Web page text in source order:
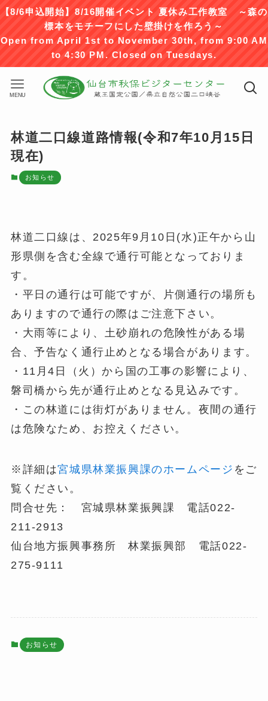
【8/6申込開始】8/16開催イベント 夏休み工作教室 ～森の
標本をモチーフにした壁掛けを作ろう～
Open from April 1st to November 30th, from 9:00 AM
to 4:30 PM. Closed on Tuesdays.
MENU
林道二口線道路情報(令和7年10月15日
現在)
お知らせ
林道二口線は、2025年9月10日(水)正午から山
形県側を含む全線で通行可能となっておりま
す。
・平日の通行は可能ですが、片側通行の場所も
ありますので通行の際はご注意下さい。
・大雨等により、土砂崩れの危険性がある場
合、予告なく通行止めとなる場合があります。
・11月4日（火）から国の工事の影響により、
磐司橋から先が通行止めとなる見込みです。
・この林道には街灯がありません。夜間の通行
は危険なため、お控えください。
※詳細は宮城県林業振興課のホームページ をご
覧ください。
問合せ先： 宮城県林業振興課 電話022-
211-2913
仙台地方振興事務所 林業振興部 電話022-
275-9111
お知らせ